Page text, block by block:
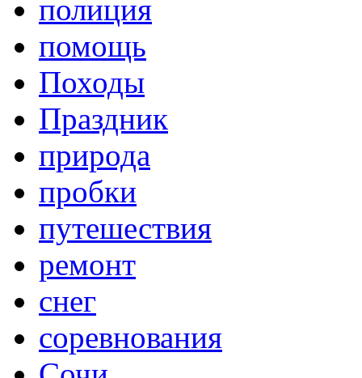
полиция
помощь
Походы
Праздник
природа
пробки
путешествия
ремонт
снег
соревнования